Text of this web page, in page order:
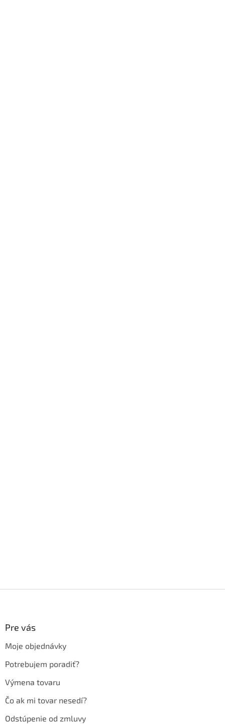
Pre vás
Moje objednávky
Potrebujem poradiť?
Výmena tovaru
Čo ak mi tovar nesedí?
Odstúpenie od zmluvy